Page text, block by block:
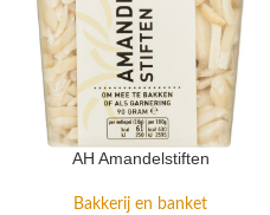
AH Amandelstiften
Bakkerij en banket